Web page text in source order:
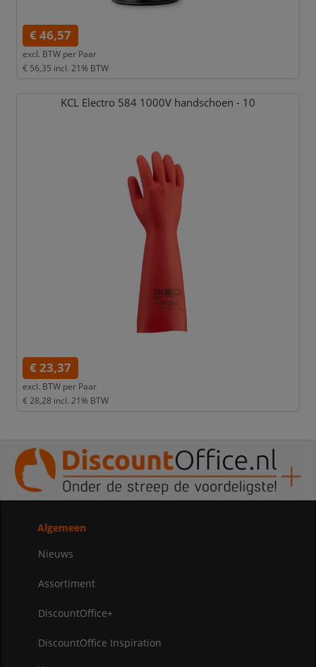
€ 46,57
excl. BTW per Paar
€ 56,35 incl. 21% BTW
KCL Electro 584 1000V handschoen - 10
€ 23,37
excl. BTW per Paar
€ 28,28 incl. 21% BTW
Algemeen
Nieuws
Assortiment
DiscountOffice+
DiscountOffice Inspiration